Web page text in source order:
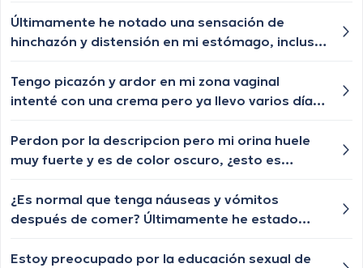
Últimamente he notado una sensación de
hinchazón y distensión en mi estómago, incluso
Además, he experimentado cambios en mi
apetito y pérdida de peso inexplicada. ¿A qué
abordarlos?
Tengo picazón y ardor en mi zona vaginal
intenté con una crema pero ya llevo varios días
un estudio me preocupa que pueda ser alguna
enfermedad
Perdon por la descripcion pero mi orina huele
muy fuerte y es de color oscuro, ¿esto es
ya tome mucha y sigue igual estoy muy
preocupado por mi salud y necesito respuestas
¿Es normal que tenga náuseas y vómitos
después de comer? Últimamente he estado
después.
Estoy preocupado por la educación sexual de